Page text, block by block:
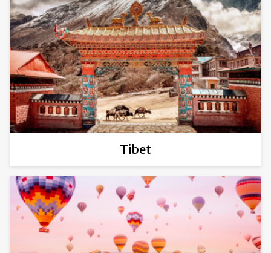
Tibet